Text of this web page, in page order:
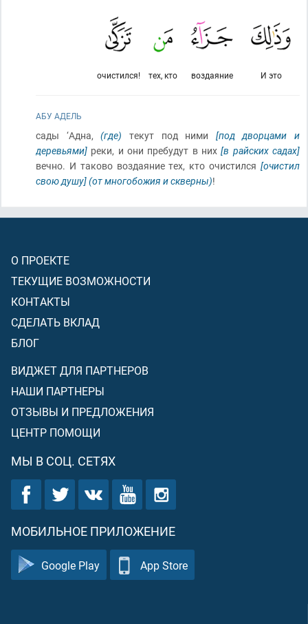
И это
воздаяние
тех, кто
очистился!
АБУ АДЕЛЬ
сады ‘Адна,(где) текут под ними [под дворцами и
деревьями] реки, и они пребудут в них[в райских садах]
вечно. И таково воздаяние тех, кто очистился [очистил
свою душу](от многобожия и скверны)!
О ПРОЕКТЕ
ТЕКУЩИЕ ВОЗМОЖНОСТИ
КОНТАКТЫ
СДЕЛАТЬ ВКЛАД
БЛОГ
ВИДЖЕТ ДЛЯ ПАРТНЕРОВ
НАШИ ПАРТНЕРЫ
ОТЗЫВЫ И ПРЕДЛОЖЕНИЯ
ЦЕНТР ПОМОЩИ
МЫ В СОЦ. СЕТЯХ
МОБИЛЬНОЕ ПРИЛОЖЕНИЕ
Google Play App Store